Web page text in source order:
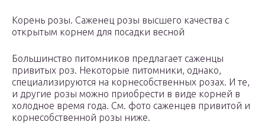
Корень розы. Саженец розы высшего качества с
открытым корнем для посадки весной
Большинство питомников предлагает саженцы
привитых роз. Некоторые питомники, однако,
специализируются на корнесобственных розах. И те,
и другие розы можно приобрести в виде корней в
холодное время года. См. фото саженцев привитой и
корнесобственной розы ниже.